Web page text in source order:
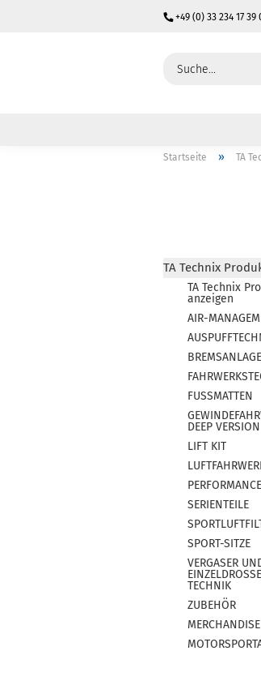
+49 (0) 33 234 17 39
Startseite » TA
TA Technix
TA Technix
anzeigen
AIR-
BREMSANLAGE
FUSSMATTEN
DEEP VERSION
LIFT KIT
SERIENTEILE
SPORT-SITZE
VERGASER
TECHNIK
ZUBEHÖR